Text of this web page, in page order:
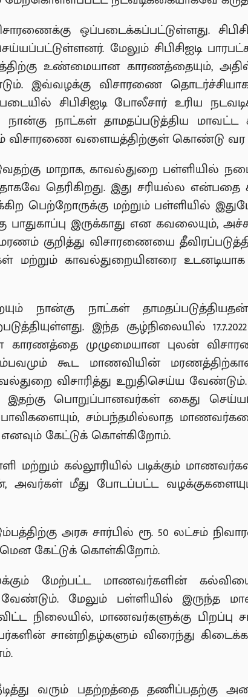
ஒப்படைக்கப்பட்டுள்ளது.
மேலும் சிபிசிஐடி
உண்மையான காரணத்தையும், அதில்
இவ்வழக்கு விசாரணை தொடர்ச்சியாக
சிபிசிஐடி போலீசார் உரிய
நான்கு நாட்கள் தாமதப்படுத்திய
விசாரணை வளையத்திற்குள் கொண்டு
மாறாக, காவல்துறை பள்ளியில்
தெரிகிறது. இது சரியல்ல என்பதை
பெற்றோருக்கு மற்றும்
பாதுகாப்பு இருக்காது என கவலையும்,
குறித்து விசாரணையை
மற்றும் காவல்துறையினரை
நான்கு நாட்கள்
இந்த சூழ்நிலையில்
காரணத்தை முழுமையான புலன்
கூட மாணவியின்
விசாரித்து உறுதிசெய்ய வேண்டும்.
இதற்கு பொறுப்பானவர்கள் கைது
சம்பந்தமில்லாத
கேட்டுக் கொள்கிறோம்.
மற்றும் கல்லூரியில் படிக்கும்
மீது போடப்பட்ட
அரசு சார்பில் ரூ. 50 லட்சம்
கேட்டுக் கொள்கிறோம்.
மேற்பட்ட மாணவர்களின்
மேலும் பள்ளியில் இருந்த
நிலையில், மாணவர்களுக்கு
சான்றிதழ்களும் விரைந்து
வரும் பதற்றத்தை தணிப்பதற்கு